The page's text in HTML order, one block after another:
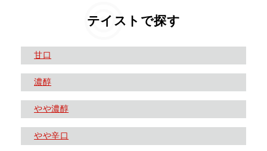
テイストで探す
甘口
濃醇
やや濃醇
やや辛口